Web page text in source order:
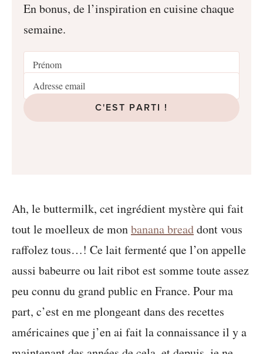
En bonus, de l’inspiration en cuisine chaque
semaine.
C'EST PARTI !
Ah, le buttermilk, cet ingrédient mystère qui fait
tout le moelleux de monbanana breaddont vous
raffolez tous…! Ce lait fermenté que l’on appelle
aussi babeurre ou lait ribot est somme toute assez
peu connu du grand public en France. Pour ma
part, c’est en me plongeant dans des recettes
américaines que j’en ai fait la connaissance il y a